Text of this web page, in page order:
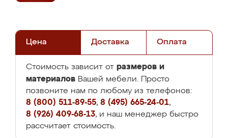
Цена Доставка Оплата
Стоимость зависит от размеров и
материалов Вашей мебели. Просто
позвоните нам по любому из телефонов:
8 (800) 511-89-55, 8 (495) 665-24-01,
8 (926) 409-68-13, и наш менеджер быстро
рассчитает стоимость.